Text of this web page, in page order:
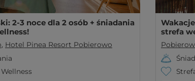
2-3 noce dla 2 osób + śniadania
, Hotel Pinea Resort Pobierowo
strefa